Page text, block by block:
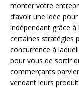
monter votre
d’avoir une idée
indépendant grâce
certaines stratégies
concurrence à
pour vous de sortir
commerçants
vendant leurs